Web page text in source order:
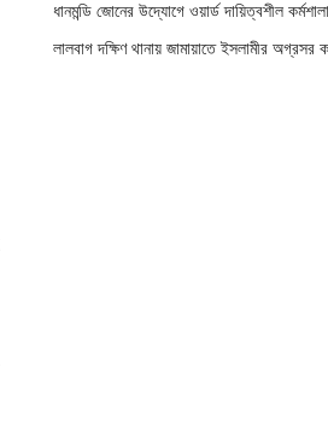
ধানমন্ডি জোনের উদ্যোগে ওয়ার্ড দায়িত্বশীল
লালবাগ দক্ষিণ থানায় জামায়াতে ইসলামীর অগ্রসর